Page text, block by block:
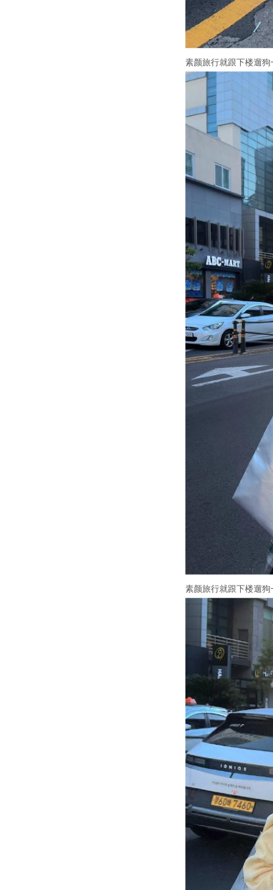
素颜旅行就跟下楼遛狗
素颜旅行就跟下楼遛狗